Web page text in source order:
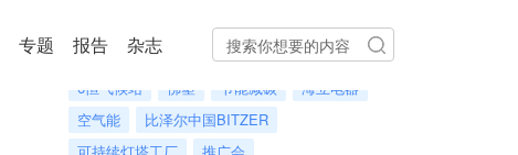
专题 报告 杂志
岳麓暖通基金 济南高铁
建筑能耗
6恒气候站
佛塑 节能减碳
海立电器
空气能
比泽尔中国BITZER